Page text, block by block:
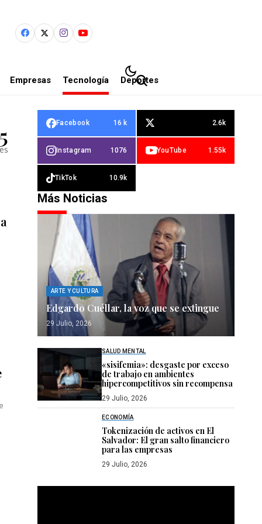
Empresas Tecnología Deportes
Facebook 16 k 2.6k
Instagram 1076 YouTube 1.55k
TikTok 10.9k
Más Noticias
ARTE Y CULTURA
Edgardo Cuéllar, la voz que se extingue
29 Julio, 2026
SALUD MENTAL
«sisifemia»: desgaste por exceso
de trabajo en ambientes
hipercompetitivos sin recompensa
29 Julio, 2026
ECONOMÍA
Tokenización de activos en El
Salvador: El gran salto financiero
para las empresas
29 Julio, 2026